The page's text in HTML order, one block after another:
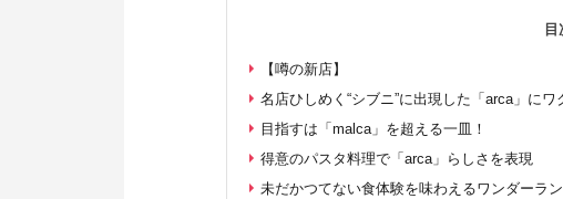
目
【噂の新店】
名店ひしめく“シブニ”に出現した「arca」にワ
目指すは「malca」を超える一皿！
得意のパスタ料理で「arca」らしさを表現
未だかつてない食体験を味わえるワンダーラ